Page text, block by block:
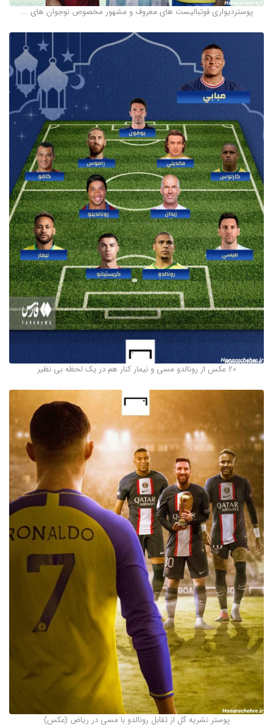
پوستردیواری فوتبالیست های معروف و مشهور مخصوص نوجوان های ...
20 عکس از رونالدو مسی و نیمار کنار هم در یک لحظه بی نظیر
پوستر نشریه گل از تقابل رونالدو با مسی در ریاض (عکس)